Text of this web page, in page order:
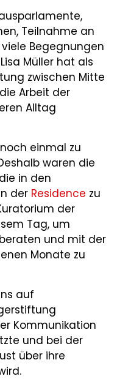
Teilnahme an
Begegnungen
Müller hat als
zwischen Mitte
Arbeit der
Alltag
einmal zu
waren die
in den
der Residence zu
der
Tag, um
und mit der
Monate zu
auf
Kommunikation
und bei der
über ihre